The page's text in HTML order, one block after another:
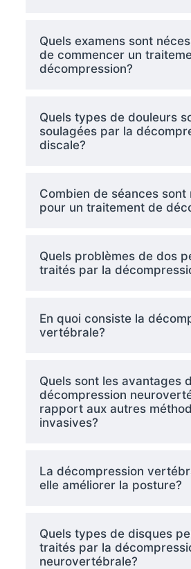
Quels examens sont
de commencer un
décompression?
Quels types de douleurs
soulagées par la
discale?
Combien de séances sont
pour un traitement de
Quels problèmes de dos
traités par la
En quoi consiste la
vertébrale?
Quels sont les avantages
décompression
rapport aux autres
invasives?
La décompression
elle améliorer la posture?
Quels types de disques
traités par la
neurovertébrale?